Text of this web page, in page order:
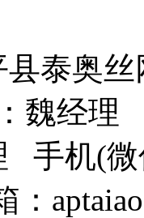
泰奥
魏经理
手机(微
：